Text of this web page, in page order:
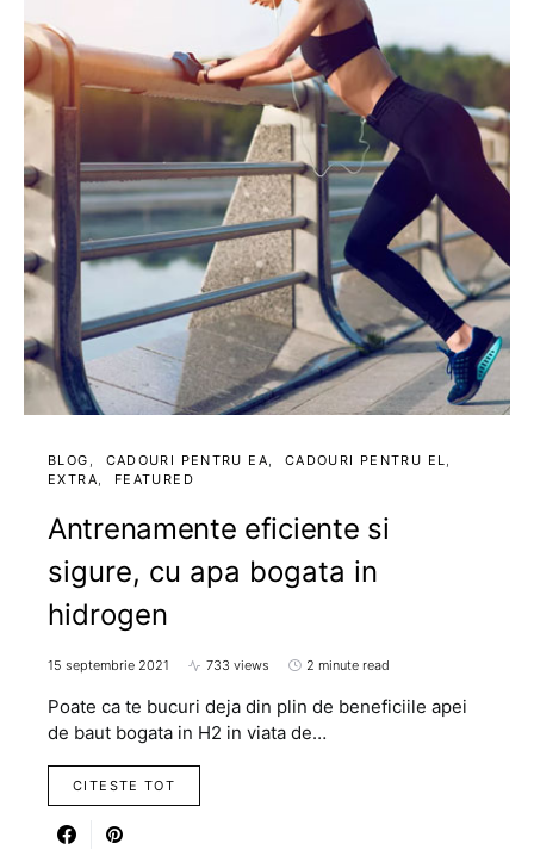
BLOG CADOURI PENTRU EA
CADOURI PENTRU EL
EXTRA
FEATURED
Antrenamente eficiente si
sigure, cu apa bogata in
hidrogen
15 septembrie 2021 733 views 2 minute read
Poate ca te bucuri deja din plin de beneficiile apei
de baut bogata in H2 in viata de…
CITESTE TOT